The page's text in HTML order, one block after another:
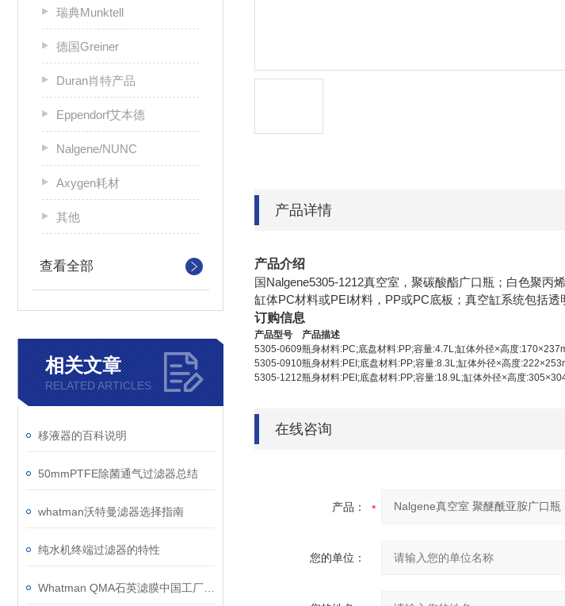
瑞典Munktell
德国Greiner
Duran肖特产品
Eppendorf艾本德
Nalgene/NUNC
Axygen耗材
其他
查看全部
相关文章
RELATED ARTICLES
移液器的百科说明
50mmPTFE除菌通气过滤器总结
whatman沃特曼滤器选择指南
纯水机终端过滤器的特性
产品详情
产品介绍
国Nalgene5305-1212真空室，聚碳酸酯广口瓶；白色聚丙
缸体PC材料或PEI材料，PP或PC底板；真空缸系统包括
订购信息
产品型号 产品描述
5305-0609瓶身材料:PC;底盘材料:PP;容量:4.7L;缸体外径×高度
5305-0910瓶身材料:PEI;底盘材料:PP;容量:8.3L;缸体外径×高度
5305-1212瓶身材料:PEI;底盘材料:PP;容量:18.9L;缸体外径×高度
在线咨询
产品：
您的单位：